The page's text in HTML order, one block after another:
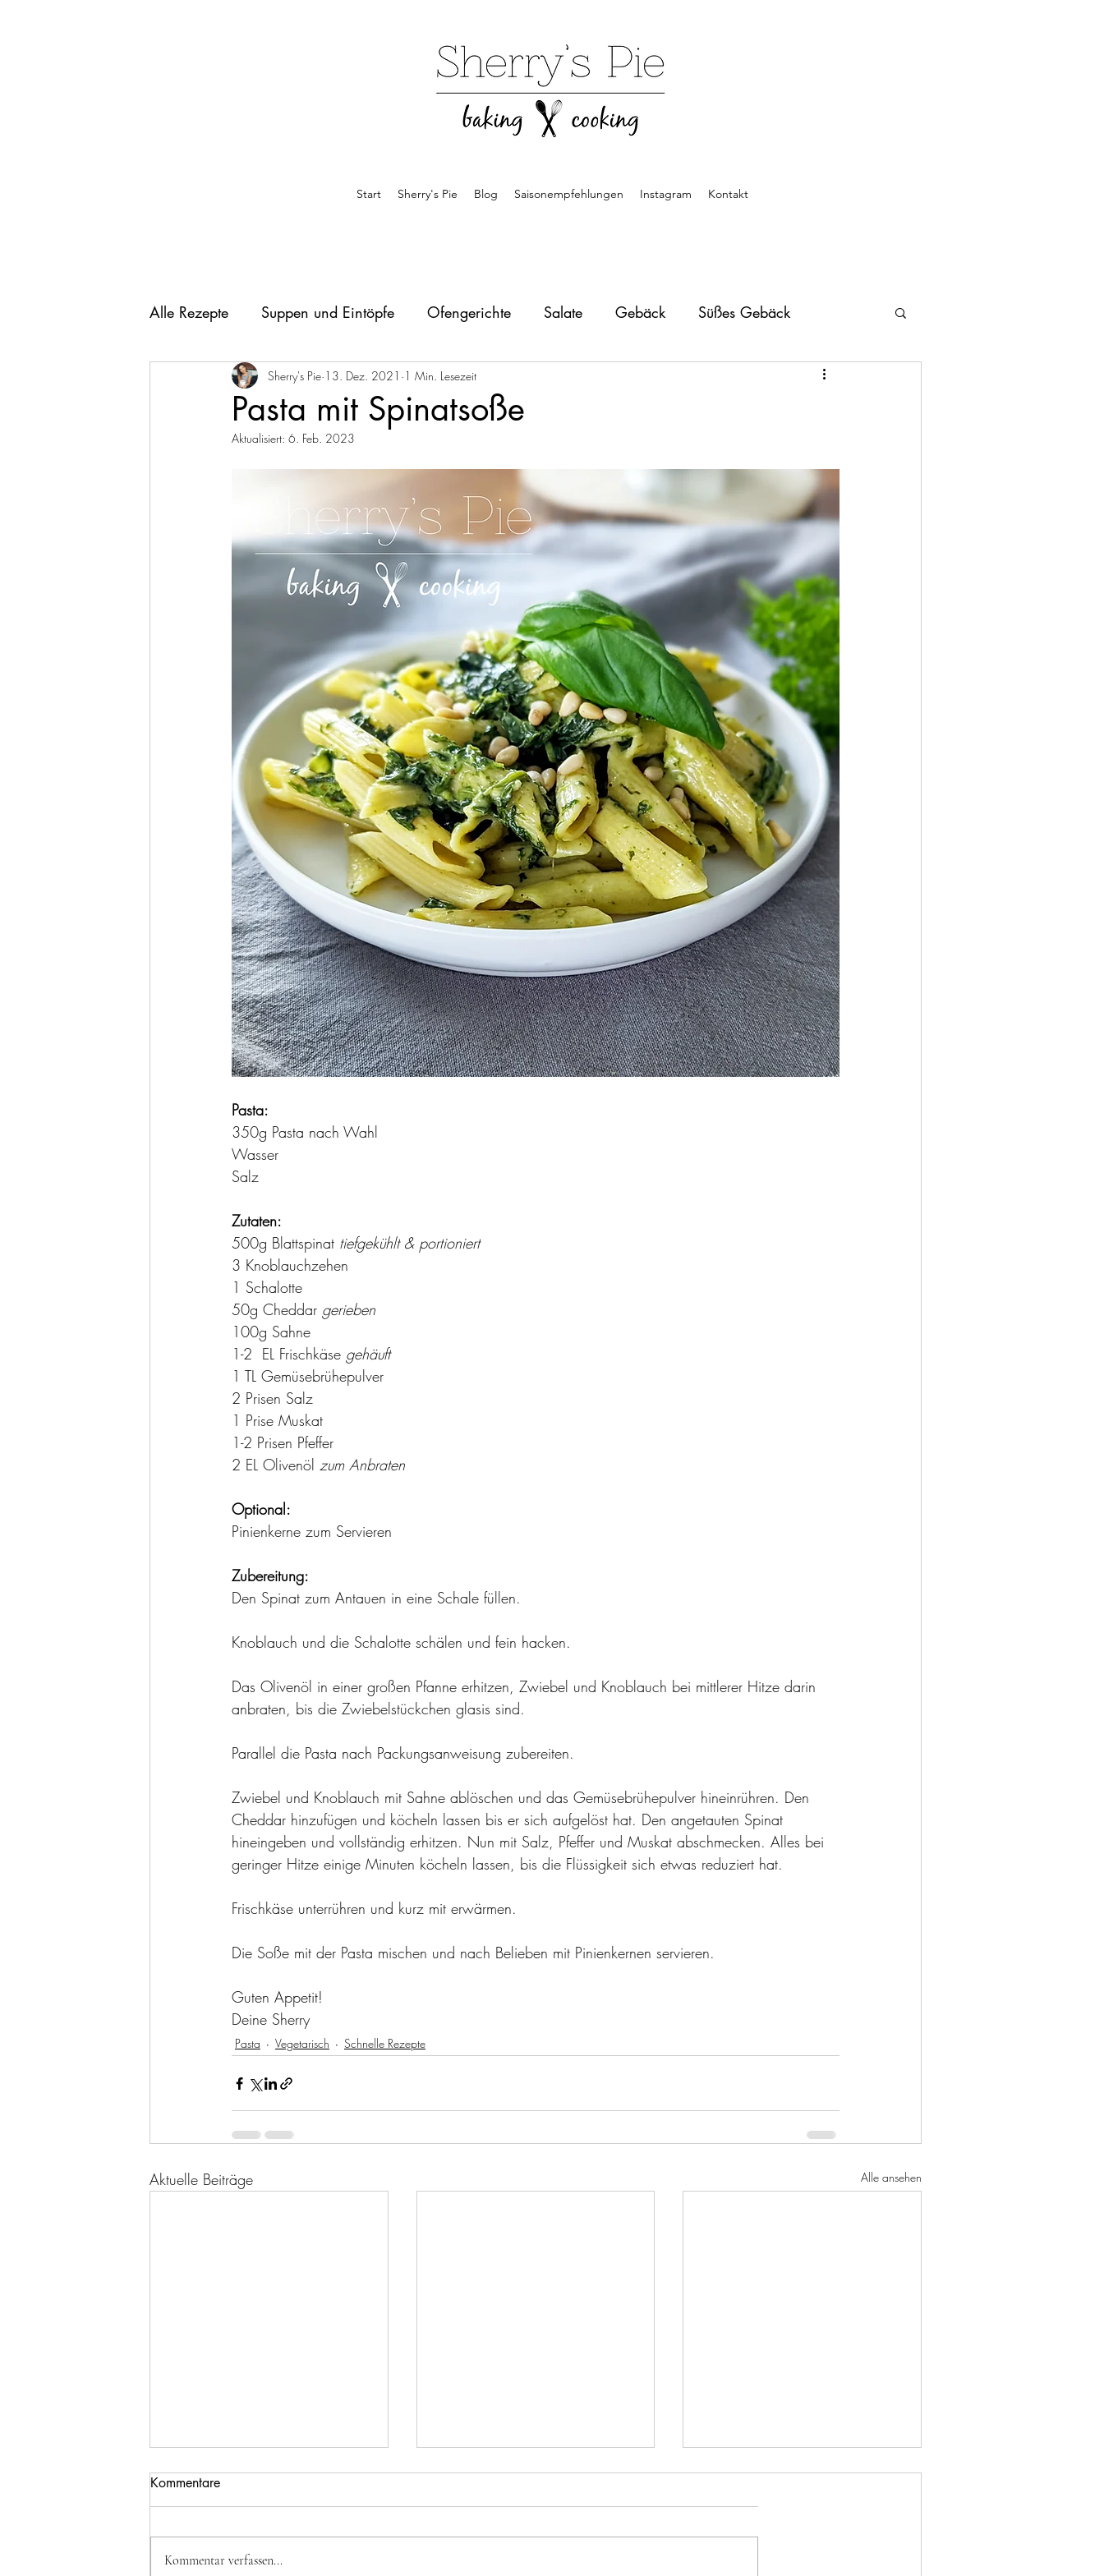
Start Sherry's Pie Blog Saisonempfehlungen Instagram Kontakt
Alle Rezepte Suppen und Eintöpfe Ofengerichte Salate Gebäck Süßes Gebäck
Herzhaftes Gebäck Kuchen Torten
Fisch & Meeresfrüchte
Vegan Frühstück Getränke Pizza Zuckerfrei & Süß Januar
März April Mai Juni
Pasta mit Spinatsoße
Sherry's Pie 13. Dez. 2021 1 Min. Lesezeit
Aktualisiert: 6. Feb. 2023
Pasta:
350g Pasta nach Wahl
Wasser
Salz
Zutaten:
500g Blattspinat tiefgekühlt & portioniert
3 Knoblauchzehen
1 Schalotte
50g Cheddar gerieben
100g Sahne
1-2  EL Frischkäse gehäuft
1 TL Gemüsebrühepulver
2 Prisen Salz
1 Prise Muskat
1-2 Prisen Pfeffer
2 EL Olivenöl zum Anbraten
Optional:
Pinienkerne zum Servieren
Zubereitung:
Den Spinat zum Antauen in eine Schale füllen.
Knoblauch und die Schalotte schälen und fein hacken.
Das Olivenöl in einer großen Pfanne erhitzen, Zwiebel und Knoblauch bei mittlerer Hitze darin
anbraten, bis die Zwiebelstückchen glasis sind.
Parallel die Pasta nach Packungsanweisung zubereiten.
Zwiebel und Knoblauch mit Sahne ablöschen und das Gemüsebrühepulver hineinrühren. Den
Cheddar hinzufügen und köcheln lassen bis er sich aufgelöst hat. Den angetauten Spinat
hineingeben und vollständig erhitzen. Nun mit Salz, Pfeffer und Muskat abschmecken. Alles bei
geringer Hitze einige Minuten köcheln lassen, bis die Flüssigkeit sich etwas reduziert hat.
Frischkäse unterrühren und kurz mit erwärmen.
Die Soße mit der Pasta mischen und nach Belieben mit Pinienkernen servieren.
Guten Appetit!
Deine Sherry
Pasta Vegetarisch Schnelle Rezepte
Aktuelle Beiträge Alle ansehen
Kommentare
Kommentar verfassen...